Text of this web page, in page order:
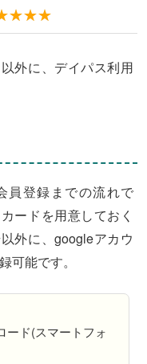
外に、デイパス利用
員登録までの流れで
ードを用意しておく
外に、googleアカウ
可能です。
ード(スマートフォ